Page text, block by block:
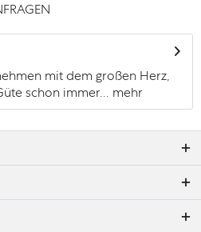
mit dem großen Herz,
schon immer... mehr